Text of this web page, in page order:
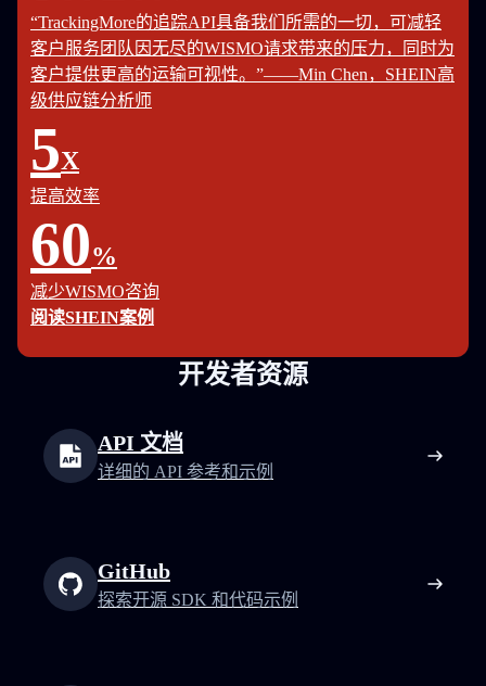
“TrackingMore的追踪API具备我们所需的一切，可减轻
客户服务团队因无尽的WISMO请求带来的压力，同时为
客户提供更高的运输可视性。”——Min Chen，SHEIN高
级供应链分析师
5X
提高效率
60%
减少WISMO咨询
阅读SHEIN案例
开发者资源
API 文档
详细的 API 参考和示例
GitHub
探索开源 SDK 和代码示例